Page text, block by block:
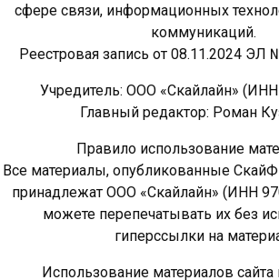
сфере связи, информационных
коммуникаций.
Реестровая запись от 08.11.2024
Учредитель: ООО «Скайлайн»
Главный редактор: Роман
Правило использование
Все материалы, опубликованные
принадлежат ООО «Скайлайн» (ИНН
можете перепечатывать их без
гиперссылки на
Использование материалов